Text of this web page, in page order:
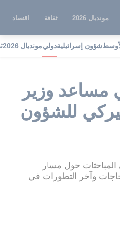
مونديال 2026 ثقافة اقتصاد
شؤون إسرائيليةدوليمونديال 2026
مساعد وزير
للشؤون
المباحثات حول مسار
وآخر التطورات في